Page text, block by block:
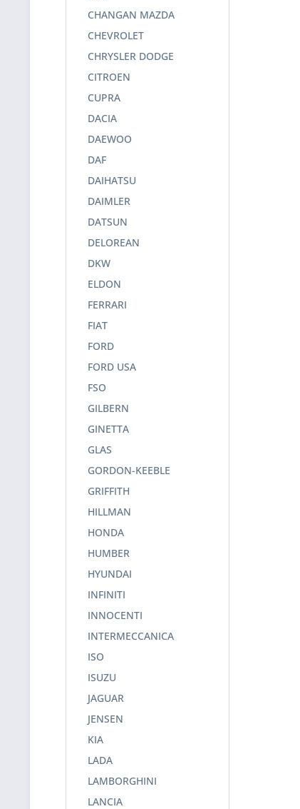
CHANGAN MAZDA
CHEVROLET
CHRYSLER DODGE
CITROEN
CUPRA
DACIA
DAEWOO
DAF
DAIHATSU
DAIMLER
DATSUN
DELOREAN
DKW
ELDON
FERRARI
FIAT
FORD
FORD USA
FSO
GILBERN
GINETTA
GLAS
GORDON-KEEBLE
GRIFFITH
HILLMAN
HONDA
HUMBER
HYUNDAI
INFINITI
INNOCENTI
INTERMECCANICA
ISO
ISUZU
JAGUAR
JENSEN
KIA
LADA
LAMBORGHINI
LANCIA